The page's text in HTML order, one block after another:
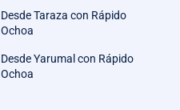
Desde Taraza con Rápido
Ochoa
Desde Yarumal con Rápido
Ochoa